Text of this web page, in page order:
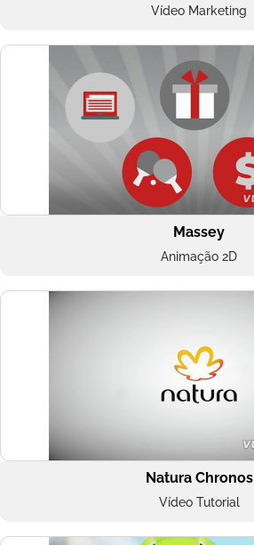
Vídeo Marketing
Massey
Animação 2D
Natura Chronos
Vídeo Tutorial